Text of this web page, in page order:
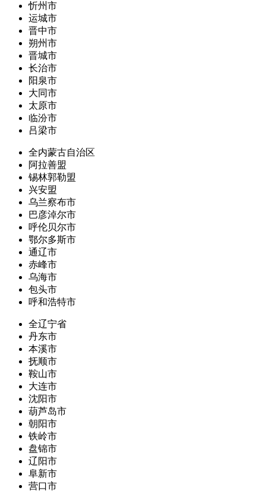
忻州市
运城市
晋中市
朔州市
晋城市
长治市
阳泉市
大同市
太原市
临汾市
吕梁市
全内蒙古自治区
阿拉善盟
锡林郭勒盟
兴安盟
乌兰察布市
巴彦淖尔市
呼伦贝尔市
鄂尔多斯市
通辽市
赤峰市
乌海市
包头市
呼和浩特市
全辽宁省
丹东市
本溪市
抚顺市
鞍山市
大连市
沈阳市
葫芦岛市
朝阳市
铁岭市
盘锦市
辽阳市
阜新市
营口市